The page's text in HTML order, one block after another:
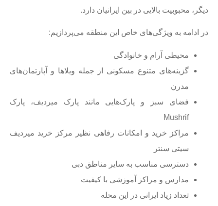
دیگر، محبوبیت بالایی در بین ایرانیان دارد.
در ادامه به ویژگی‌های خاص این منطقه می‌پردازیم:
محیطی آرام و خانوادگی
گزینه‌های متنوع مسکونی از جمله ویلاها و آپارتمان‌های
مدرن
فضای سبز و پارک‌هایی مانند پارک میردیف، پارک
Mushrif
مراکز خرید و امکانات رفاهی نظیر مرکز خرید میردیف
سیتی سنتر
دسترسی مناسب به سایر مناطق دبی
مدارس و مراکز آموزشی با کیفیت
تعداد زیاد ایرانی‌ در این محله